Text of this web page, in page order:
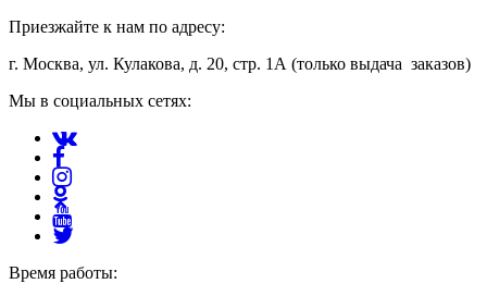
Приезжайте к нам по адресу:
г. Москва, ул. Кулакова, д. 20, стр. 1А (только выдача заказов)
Мы в социальных сетях:
Время работы: